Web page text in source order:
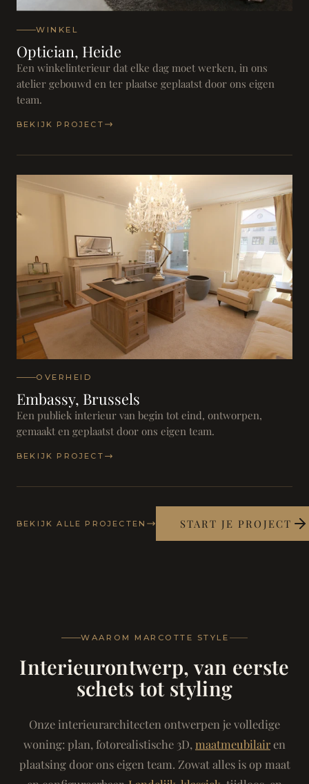
WINKEL
Optician, Heide
Een winkelinterieur dat elke dag moet werken, in ons
atelier gebouwd en ter plaatse geplaatst door ons eigen
team.
BEKIJK PROJECT
OVERHEID
Embassy, Brussels
Een publiek interieur van begin tot eind, ontworpen,
gemaakt en geplaatst door ons eigen team.
BEKIJK PROJECT
BEKIJK ALLE PROJECTEN START JE PROJECT
WAAROM MARCOTTE STYLE
Interieurontwerp, van eerste
schets tot styling
Onze interieurarchitecten ontwerpen je volledige
woning: plan, fotorealistische 3D, maatmeubilairen
plaatsing door ons eigen team. Zowat alles is op maat